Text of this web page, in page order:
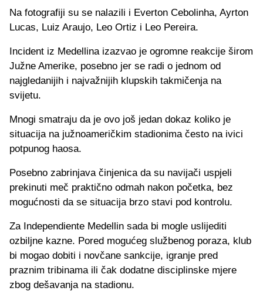
Na fotografiji su se nalazili i Everton Cebolinha, Ayrton
Lucas, Luiz Araujo, Leo Ortiz i Leo Pereira.
Incident iz Medellina izazvao je ogromne reakcije širom
Južne Amerike, posebno jer se radi o jednom od
najgledanijih i najvažnijih klupskih takmičenja na
svijetu.
Mnogi smatraju da je ovo još jedan dokaz koliko je
situacija na južnoameričkim stadionima često na ivici
potpunog haosa.
Posebno zabrinjava činjenica da su navijači uspjeli
prekinuti meč praktično odmah nakon početka, bez
mogućnosti da se situacija brzo stavi pod kontrolu.
Za Independiente Medellin sada bi mogle uslijediti
ozbiljne kazne. Pored mogućeg službenog poraza, klub
bi mogao dobiti i novčane sankcije, igranje pred
praznim tribinama ili čak dodatne disciplinske mjere
zbog dešavanja na stadionu.